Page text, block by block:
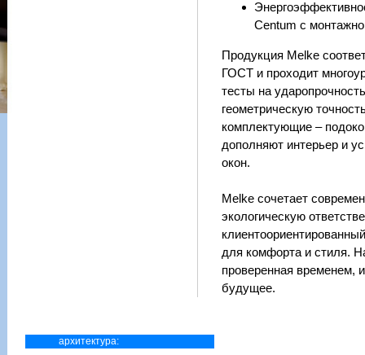
Centum с
Продукция Melke
ГОСТ и проходит
тесты на
геометрическую
комплектующие –
дополняют интерьер и
окон.
Melke сочетает
экологическую
для комфорта и стиля.
проверенная временем,
будущее.
архитектура: